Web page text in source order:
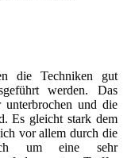
die Techniken gut
werden. Das
unterbrochen und die
Es gleicht stark dem
vor allem durch die
um eine sehr